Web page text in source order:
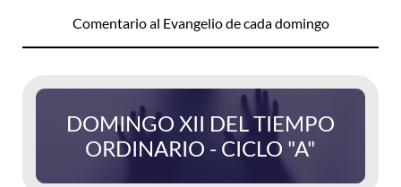
Comentario al Evangelio de cada domingo
DOMINGO XII DEL TIEMPO
ORDINARIO - CICLO "A"